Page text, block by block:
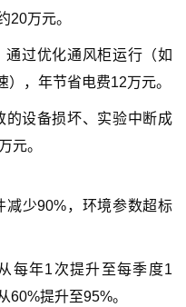
20万元。
通过优化通风柜运行（如
），年节省电费12万元。
的设备损坏、实验中断成
元。
减少90%，环境参数超标
每年1次提升至每季度1
60%提升至95%。